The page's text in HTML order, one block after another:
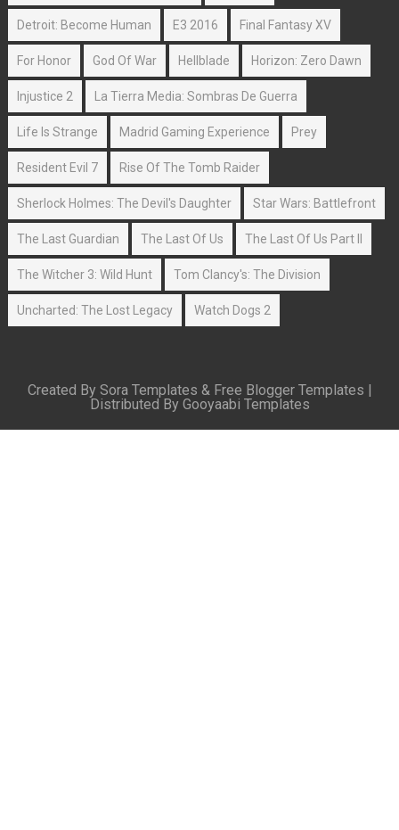
Detroit: Become Human E3 2016 Final Fantasy XV
For Honor God Of War Hellblade Horizon: Zero Dawn
Injustice 2 La Tierra Media: Sombras De Guerra
Life Is Strange Madrid Gaming Experience Prey
Resident Evil 7 Rise Of The Tomb Raider
Sherlock Holmes: The Devil's Daughter Star Wars: Battlefront
The Last Guardian The Last Of Us The Last Of Us Part II
The Witcher 3: Wild Hunt Tom Clancy's: The Division
Uncharted: The Lost Legacy Watch Dogs 2
Created By Sora Templates & Free Blogger Templates
Distributed By Gooyaabi Templates